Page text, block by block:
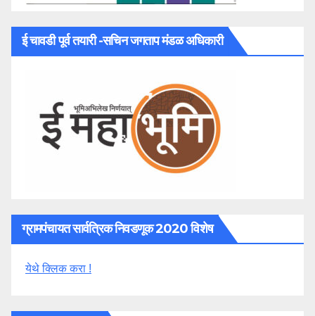
ई चावडी पूर्व तयारी -सचिन जगताप मंडळ अधिकारी
ग्रामपंचायत सार्वत्रिक निवडणूक 2020 विशेष
येथे क्लिक करा !